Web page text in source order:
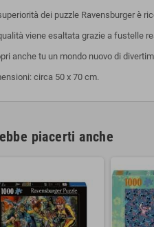
dei puzzle Ravensburger è
viene esaltata grazie a fustelle
anche tu un mondo nuovo di
circa 50 x 70 cm.
piacerti anche